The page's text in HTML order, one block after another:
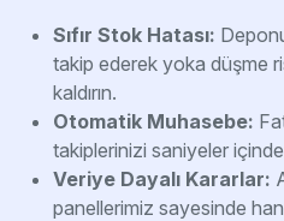
Sıfır Stok Hatası:
takip ederek yoka düşme
kaldırın.
Otomatik Muhasebe:
takiplerinizi saniyeler
Veriye Dayalı Kararlar:
panellerimiz sayesinde